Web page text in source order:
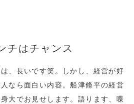
チはチャンス
、長いです笑。しかし、経営が好
人なら面白い内容。船津脩平の経営
大でお見せします。語ります、喋